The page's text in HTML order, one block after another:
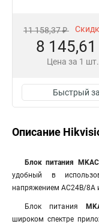
11 158,37 ₽
8
Цена за 1 шт.
Быстрый
Описание
Блок питания
удобный в
напряжением AC24В/8A
Блок питания
широком спектре